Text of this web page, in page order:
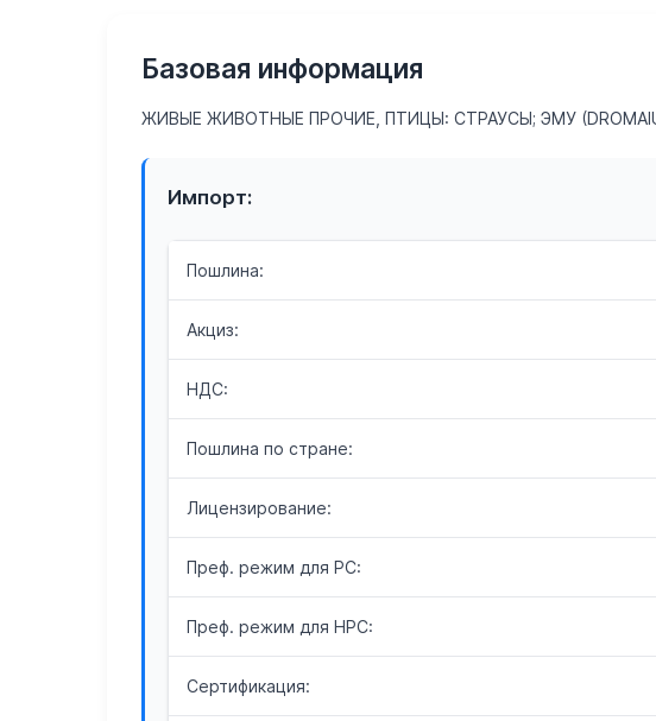
Базовая информация
ЖИВЫЕ ЖИВОТНЫЕ ПРОЧИЕ, ПТИЦЫ: СТРАУСЫ; ЭМУ
Импорт:
Пошлина:
Акциз:
НДС:
Пошлина по стране:
Лицензирование:
Преф. режим для РС:
Преф. режим для НРС:
Сертификация: